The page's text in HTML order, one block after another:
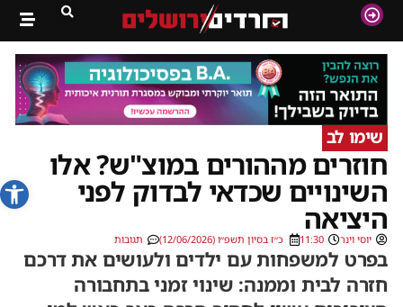
פתח
שימו לב
חוזרים מההורים במוצ"ש? אלו
השינויים שכדאי לבדוק לפני
היציאה
יוסי וינר 11:30 כ״ז בסיון תשפ״ו (12/06/2026) תגובות
בפרט למשפחות עם ילדים ולעושים את דרכם
חזרה לבית וממנה: שינוי זמני בתחבורה